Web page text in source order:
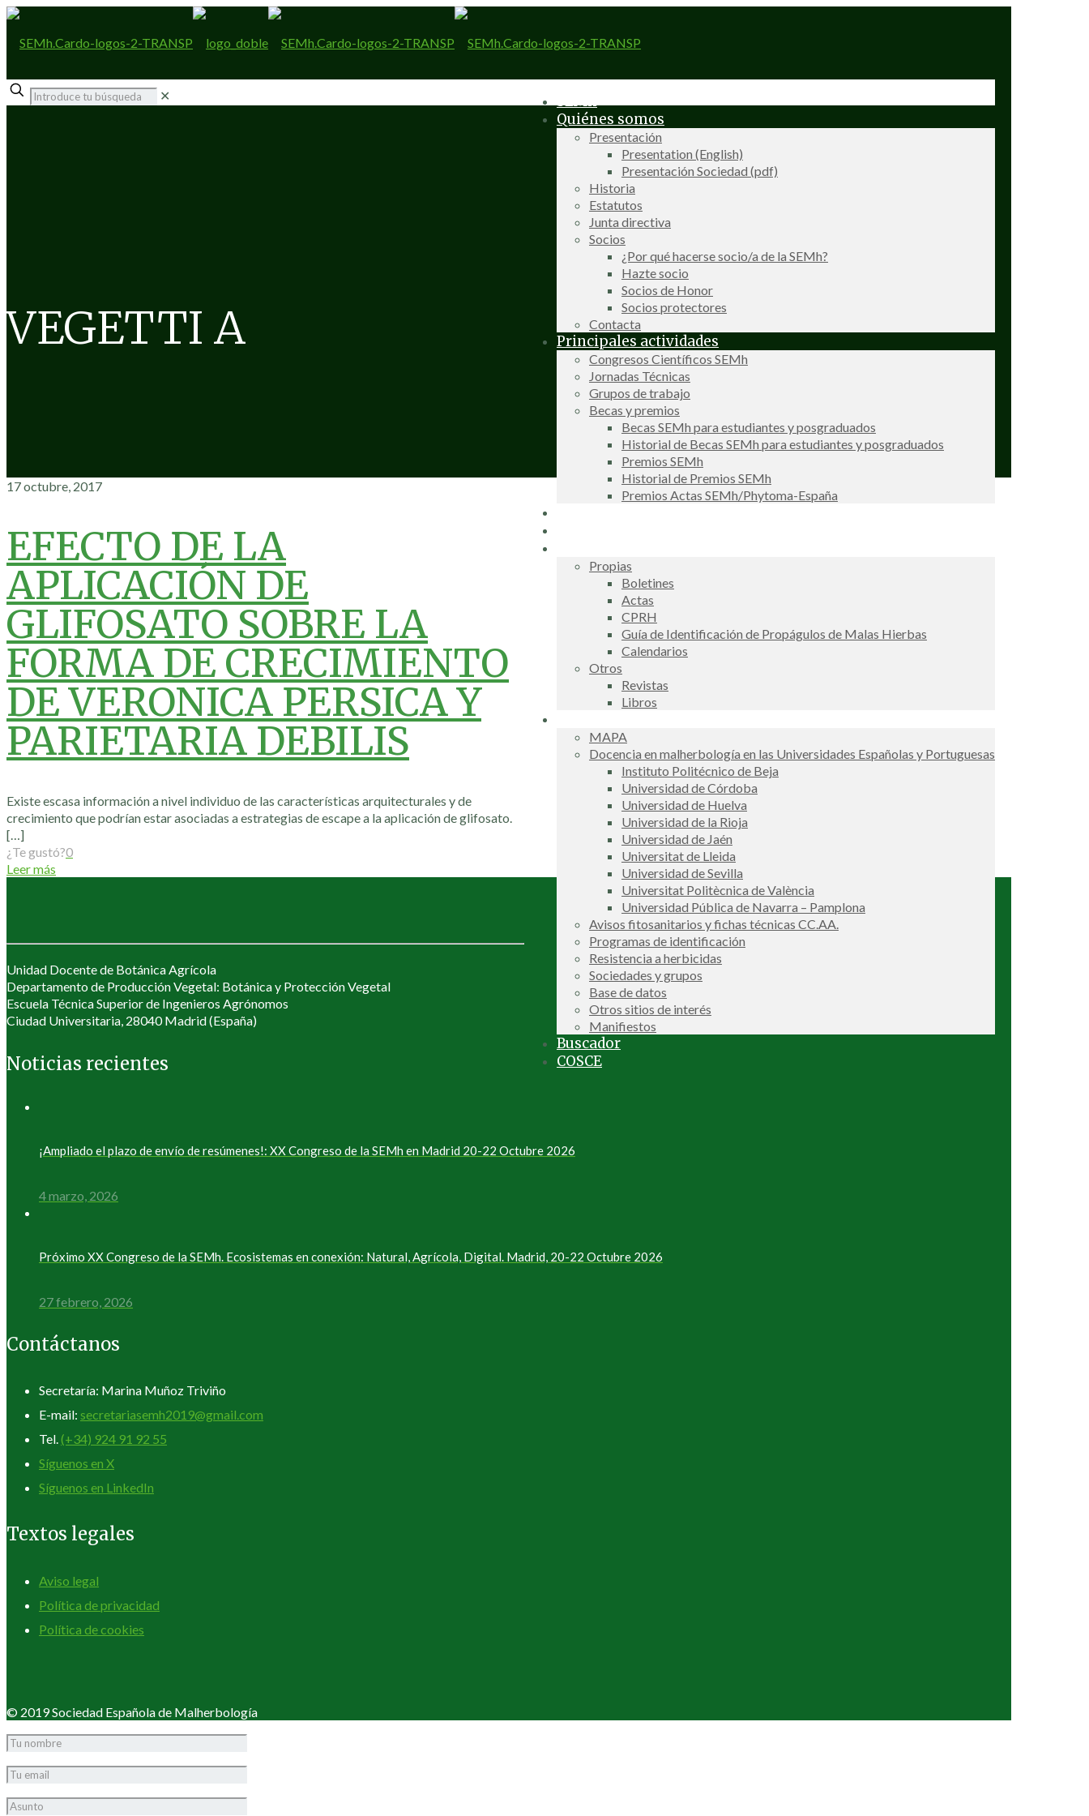
SEMh
Quiénes somos
Presentación
Presentation (English)
Presentación Sociedad (pdf)
Historia
Estatutos
Junta directiva
Socios
¿Por qué hacerse socio/a de la SEMh?
Hazte socio
Socios de Honor
Socios protectores
Contacta
Principales actividades
Congresos Científicos SEMh
Jornadas Técnicas
Grupos de trabajo
Becas y premios
Becas SEMh para estudiantes y posgraduados
Historial de Becas SEMh para estudiantes y posgraduados
Premios SEMh
Historial de Premios SEMh
Premios Actas SEMh/Phytoma-España
Propias
Boletines
Actas
CPRH
Guía de Identificación de Propágulos de Malas Hierbas
Calendarios
Otros
Revistas
Libros
MAPA
Docencia en malherbología en las Universidades Españolas y Portuguesas
Instituto Politécnico de Beja
Universidad de Córdoba
Universidad de Huelva
Universidad de la Rioja
Universidad de Jaén
Universitat de Lleida
Universidad de Sevilla
Universitat Politècnica de València
Universidad Pública de Navarra – Pamplona
Avisos fitosanitarios y fichas técnicas CC.AA.
Programas de identificación
Resistencia a herbicidas
Sociedades y grupos
Base de datos
Otros sitios de interés
Manifiestos
Buscador
COSCE
✕
VEGETTI A
17 octubre, 2017
EFECTO DE LA
APLICACIÓN DE
GLIFOSATO SOBRE LA
FORMA DE CRECIMIENTO
DE VERONICA PERSICA Y
PARIETARIA DEBILIS
Existe escasa información a nivel individuo de las características arquitecturales y de
crecimiento que podrían estar asociadas a estrategias de escape a la aplicación de glifosato.
[…]
¿Te gustó?0
Leer más
Unidad Docente de Botánica Agrícola
Departamento de Producción Vegetal: Botánica y Protección Vegetal
Escuela Técnica Superior de Ingenieros Agrónomos
Ciudad Universitaria, 28040 Madrid (España)
Noticias recientes
¡Ampliado el plazo de envío de resúmenes!: XX Congreso de la SEMh en Madrid 20-22 Octubre 2026
4 marzo, 2026
Próximo XX Congreso de la SEMh. Ecosistemas en conexión: Natural, Agrícola, Digital. Madrid, 20-22 Octubre 2026
27 febrero, 2026
Contáctanos
Secretaría: Marina Muñoz Triviño
E-mail: secretariasemh2019@gmail.com
Tel. (+34) 924 91 92 55
Síguenos en X
Síguenos en LinkedIn
Textos legales
Aviso legal
Política de privacidad
Política de cookies
© 2019 Sociedad Española de Malherbología